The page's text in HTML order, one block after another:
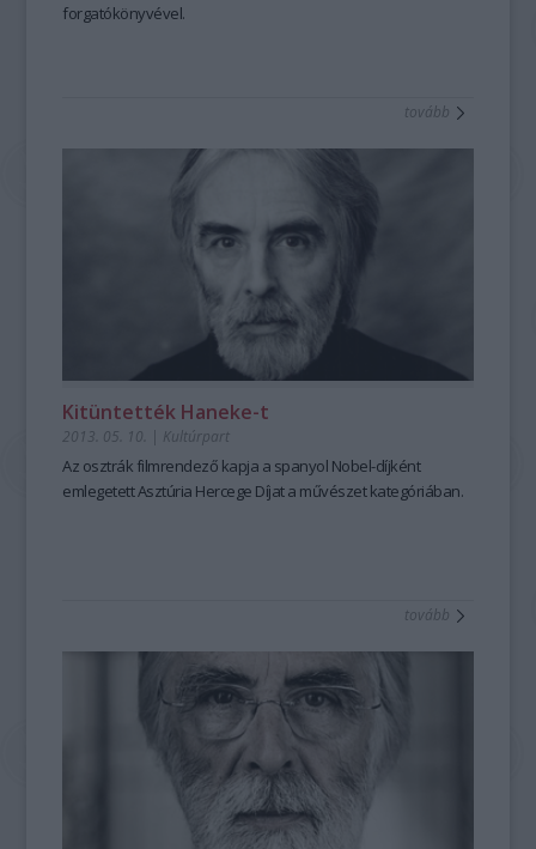
forgatókönyvével.
tovább
Kitüntették Haneke-t
2013. 05. 10. | Kultúrpart
Az osztrák filmrendező kapja a spanyol Nobel-díjként
emlegetettAsztúria Hercege Díjata művészet kategóriában.
tovább